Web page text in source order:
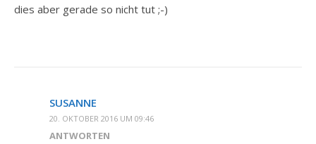
dies aber gerade so nicht tut ;-)
SUSANNE
20. OKTOBER 2016 UM 09:46
ANTWORTEN